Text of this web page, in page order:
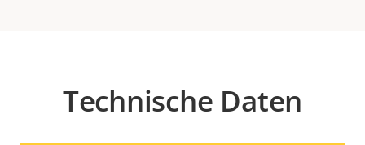
Technische Daten